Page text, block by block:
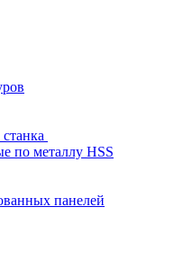
по металлу HSS
панелей